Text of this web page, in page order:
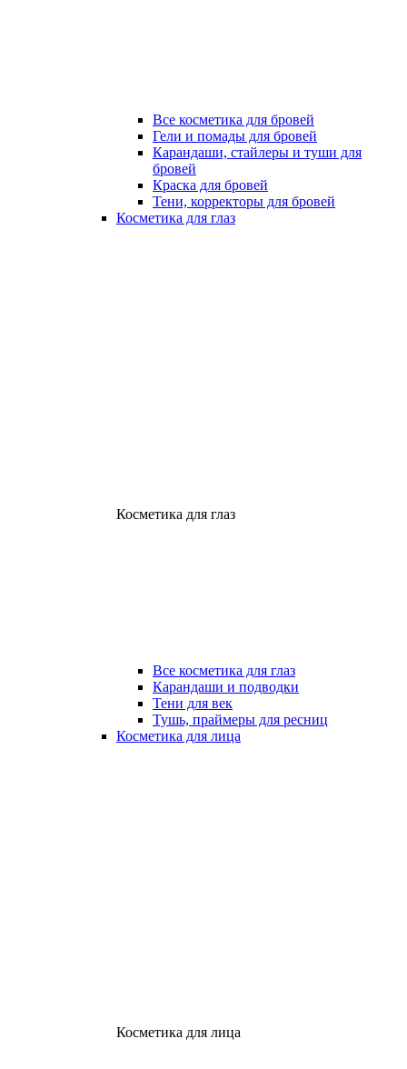
Все косметика для бровей
Гели и помады для бровей
Карандаши, стайлеры и туши для
бровей
Краска для бровей
Тени, корректоры для бровей
Косметика для глаз
Косметика для глаз
Все косметика для глаз
Карандаши и подводки
Тени для век
Тушь, праймеры для ресниц
Косметика для лица
Косметика для лица